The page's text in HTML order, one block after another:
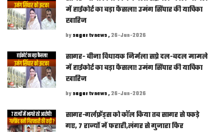
में हाईकोर्ट का बड़ा फैसला! उमंग सिंघार की याचिका
खारिज
bysagar tv news , 26-Jun-2026
सागर- बीना विधायक निर्मला सप्रे दल-बदल मामले
में हाईकोर्ट का बड़ा फैसला! उमंग सिंघार की याचिका
खारिज
bysagar tv news , 26-Jun-2026
सागर-गर्लफ्रेंड्स को कॉल किया तब सागर से पकड़े
गए, 7 राज्यों में फरारी,लंगर से गुजारा फिर